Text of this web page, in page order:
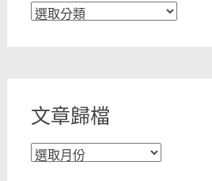
文
文章歸檔
文